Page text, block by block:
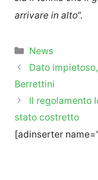
arrivare in alto“.
Categorie
News
Dato
Berrettini
Il regolamento
stato costretto
[adinserter